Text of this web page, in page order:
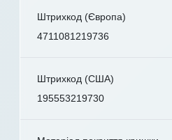
Штрихкод (Європа)
4711081219736
Штрихкод (США)
195553219730